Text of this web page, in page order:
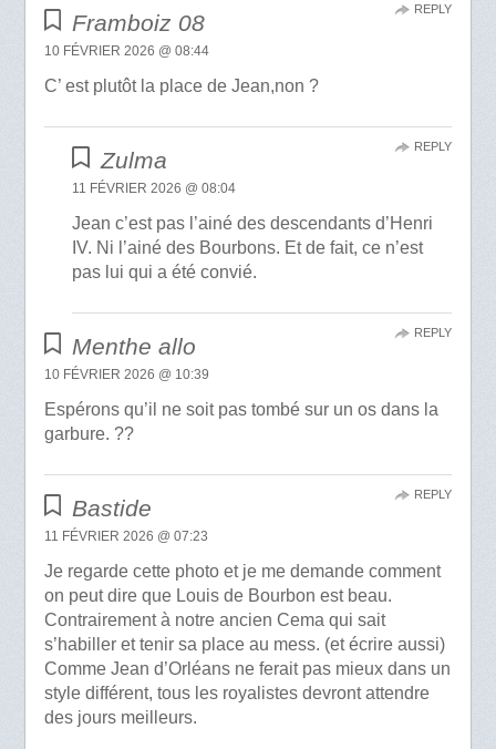
Framboiz 08
10 FÉVRIER 2026 @ 08:44
C’ est plutôt la place de Jean,non ?
REPLY
Zulma
11 FÉVRIER 2026 @ 08:04
Jean c’est pas l’ainé des descendants d’Henri
IV. Ni l’ainé des Bourbons. Et de fait, ce n’est
pas lui qui a été convié.
REPLY
Menthe allo
10 FÉVRIER 2026 @ 10:39
Espérons qu’il ne soit pas tombé sur un os dans la
garbure. ??
REPLY
Bastide
11 FÉVRIER 2026 @ 07:23
Je regarde cette photo et je me demande comment
on peut dire que Louis de Bourbon est beau.
Contrairement à notre ancien Cema qui sait
s’habiller et tenir sa place au mess. (et écrire aussi)
Comme Jean d’Orléans ne ferait pas mieux dans un
style différent, tous les royalistes devront attendre
des jours meilleurs.
REPLY